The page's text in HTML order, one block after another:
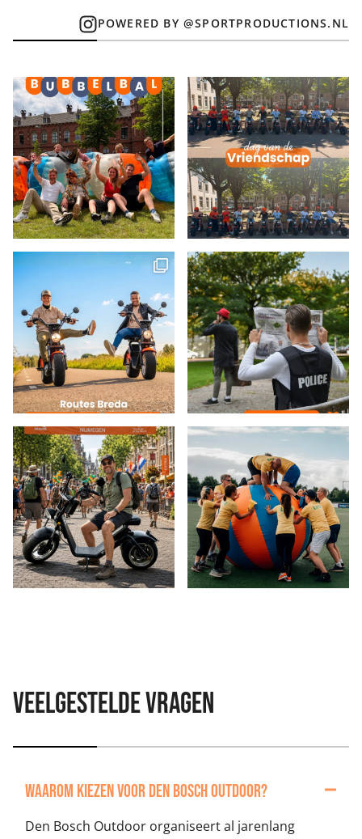
POWERED BY @SPORTPRODUCTIONS.NL
Veelgestelde vragen
Waarom kiezen voor Den Bosch Outdoor?
Den Bosch Outdoor organiseert al jarenlang